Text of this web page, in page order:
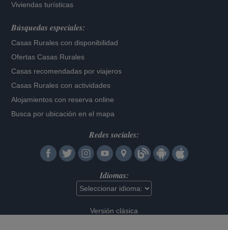
Viviendas turísticas
Búsquedas especiales:
Casas Rurales con disponibilidad
Ofertas Casas Rurales
Casas recomendadas por viajeros
Casas Rurales con actividades
Alojamientos con reserva online
Busca por ubicación en el mapa
Redes sociales:
Idiomas:
Versión clásica